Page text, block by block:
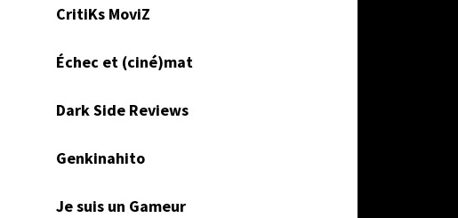
CritiKs MoviZ
Échec et (ciné)mat
Dark Side Reviews
Genkinahito
Je suis un Gameur